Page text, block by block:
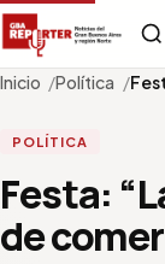
Inicio Política
POLÍTICA
Festa:
de